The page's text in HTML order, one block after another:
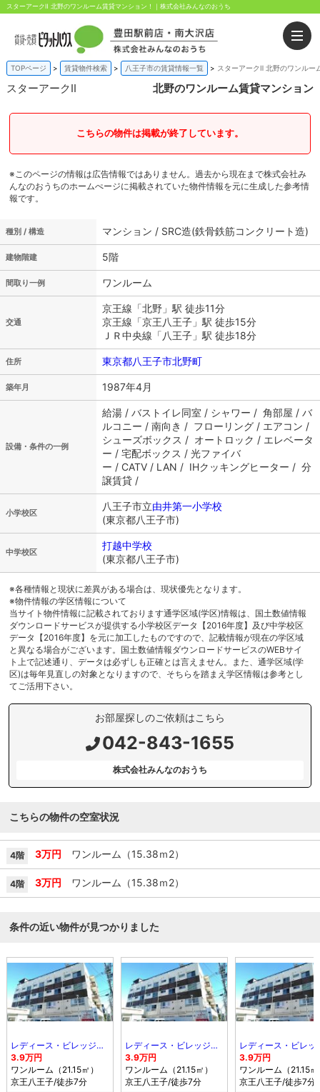
スターアークⅡ 北野のワンルーム賃貸マンション！｜株式会社みんなのおうち
TOPページ 賃貸物件検索 八王子市の賃貸情報一覧 スターアークⅡ 北野のワンルー
スターアークⅡ 北野のワンルーム賃貸マンション
こちらの物件は掲載が終了しています。
※このページの情報は広告情報ではありません。過去から現在まで株式会社み
んなのおうちのホームぺージに掲載されていた物件情報を元に生成した参考情
報です。
種別 / 構造 マンション / SRC造(鉄骨鉄筋コンクリート造)
建物階建 5階
間取り一例 ワンルーム
交通
京王線「北野」駅 徒歩11分
京王線「京王八王子」駅 徒歩15分
ＪＲ中央線「八王子」駅 徒歩18分
住所 東京都八王子市北野町
築年月 1987年4月
設備・条件の一例
給湯 / バストイレ同室 / シャワー / 角部屋 / バ
ルコニー / 南向き / フローリング / エアコン /
シューズボックス / オートロック / エレベータ
ー / 宅配ボックス / 光ファイバ
ー / CATV / LAN / IHクッキングヒーター / 分
譲賃貸 /
小学校区
八王子市立由井第一小学校
(東京都八王子市)
中学校区
打越中学校
(東京都八王子市)
※各種情報と現状に差異がある場合は、現状優先となります。
※物件情報の学区情報について
当サイト物件情報に記載されております通学区域(学区)情報は、国土数値情報
ダウンロードサービスが提供する小学校区データ【2016年度】及び中学校区
データ【2016年度】を元に加工したものですので、記載情報が現在の学区域
と異なる場合がございます。国土数値情報ダウンロードサービスのWEBサイ
ト上で記述通り、データは必ずしも正確とは言えません。また、通学区域(学
区)は毎年見直しの対象となりますので、そちらを踏まえ学区情報は参考とし
てご活用下さい。
お部屋探しのご依頼はこちら
042-843-1655
株式会社みんなのおうち
こちらの物件の空室状況
4階 3万円 ワンルーム（15.38ｍ2）
4階 3万円 ワンルーム（15.38ｍ2）
条件の近い物件が見つかりました
レディース・ビレッジ ヨシトモ
3.9万円
ワンルーム（21.15㎡）
京王八王子/徒歩7分
レディース・ビレッジ ヨシトモ
3.9万円
ワンルーム（21.15㎡）
京王八王子/徒歩7分
3.9万円
ワンルーム（21.15
京王八王子/徒歩7分